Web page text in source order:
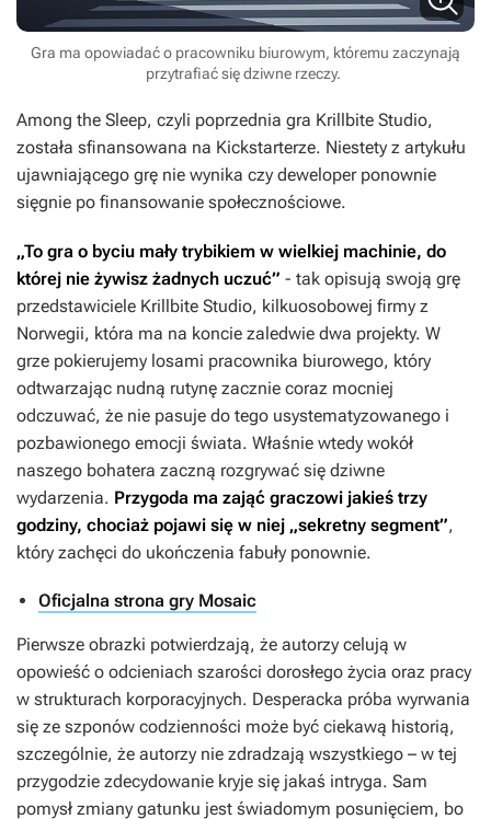
Gra ma opowiadać o pracowniku biurowym, któremu zaczynają
przytrafiać się dziwne rzeczy.
Among the Sleep, czyli poprzednia gra Krillbite Studio,
została sfinansowana na Kickstarterze. Niestety z artykułu
ujawniającego grę nie wynika czy deweloper ponownie
sięgnie po finansowanie społecznościowe.
„To gra o byciu mały trybikiem w wielkiej machinie, do
której nie żywisz żadnych uczuć” - tak opisują swoją grę
przedstawiciele Krillbite Studio, kilkuosobowej firmy z
Norwegii, która ma na koncie zaledwie dwa projekty. W
grze pokierujemy losami pracownika biurowego, który
odtwarzając nudną rutynę zacznie coraz mocniej
odczuwać, że nie pasuje do tego usystematyzowanego i
pozbawionego emocji świata. Właśnie wtedy wokół
naszego bohatera zaczną rozgrywać się dziwne
wydarzenia. Przygoda ma zająć graczowi jakieś trzy
godziny, chociaż pojawi się w niej „sekretny segment”,
który zachęci do ukończenia fabuły ponownie.
Oficjalna strona gry Mosaic
Pierwsze obrazki potwierdzają, że autorzy celują w
opowieść o odcieniach szarości dorosłego życia oraz pracy
w strukturach korporacyjnych. Desperacka próba wyrwania
się ze szponów codzienności może być ciekawą historią,
szczególnie, że autorzy nie zdradzają wszystkiego – w tej
przygodzie zdecydowanie kryje się jakaś intryga. Sam
pomysł zmiany gatunku jest świadomym posunięciem, bo